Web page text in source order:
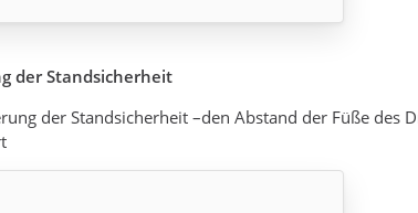
der Standsicherheit
der Standsicherheit –den Abstand der Füße des